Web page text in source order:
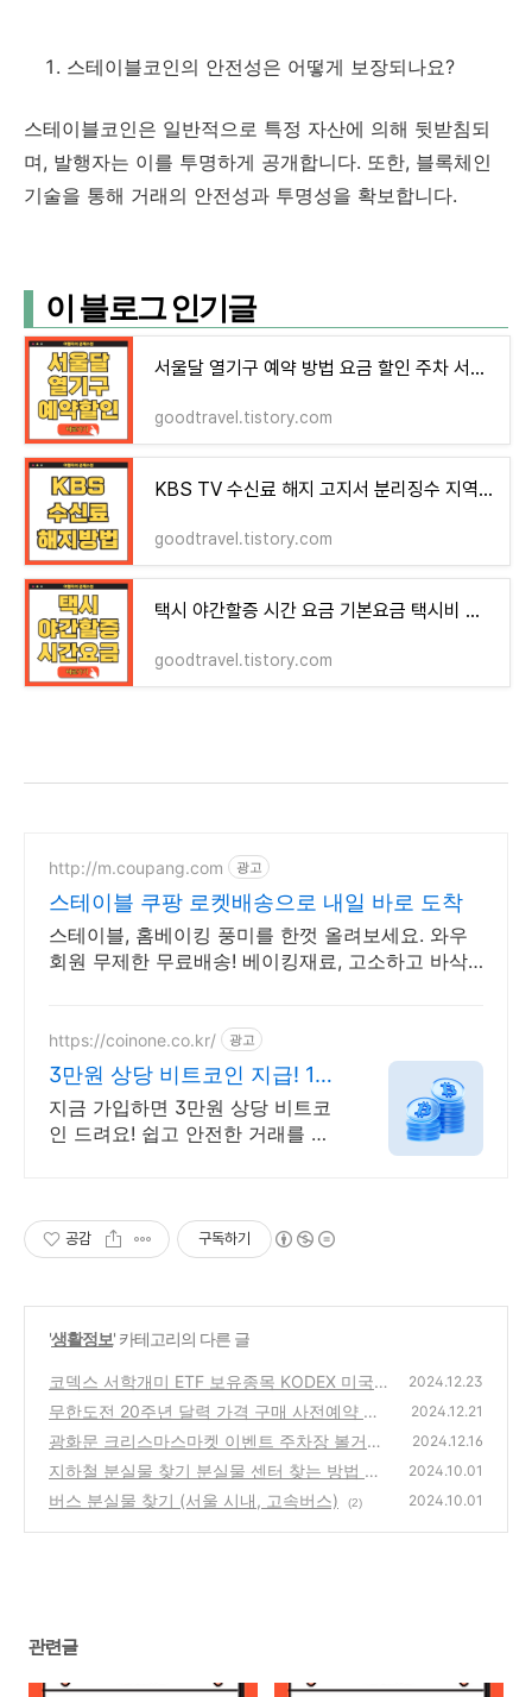
스테이블코인의 안전성은 어떻게 보장되나요?
스테이블코인은 일반적으로 특정 자산에 의해 뒷받침되
며, 발행자는 이를 투명하게 공개합니다. 또한, 블록체인
기술을 통해 거래의 안전성과 투명성을 확보합니다.
이 블로그 인기글
서울달 열기구 예약 방법 요금 할인 주차 서울의 달 현장예약 운행여부 조회
goodtravel.tistory.com
KBS TV 수신료 해지 고지서 분리징수 지역별 콜센터
goodtravel.tistory.com
택시 야간할증 시간 요금 기본요금 택시비 계산기
goodtravel.tistory.com
http://m.coupang.com 광고
스테이블 쿠팡 로켓배송으로 내일 바로 도착
스테이블, 홈베이킹 풍미를 한껏 올려보세요. 와우
회원 무제한 무료배송! 베이킹재료, 고소하고 바삭
https://coinone.co.kr/ 광고
3만원 상당 비트코인 지급! 12
년 무사고 거래소
지금 가입하면 3만원 상당 비트코
인 드려요! 쉽고 안전한 거래를 코
공감 구독하기
'생활정보' 카테고리의 다른 글
코덱스 서학개미 ETF 보유종목 KODEX 미국
서학개미 수익률
(0)
2024.12.23
무한도전 20주년 달력 가격 구매 사전예약 신
청 방법
(125)
2024.12.21
광화문 크리스마스마켓 이벤트 주차장 볼거리
(4)
2024.12.16
지하철 분실물 찾기 분실물 센터 찾는 방법 위
치 전화번호 시간
(2)
2024.10.01
버스 분실물 찾기 (서울 시내, 고속버스) (2) 2024.10.01
관련글